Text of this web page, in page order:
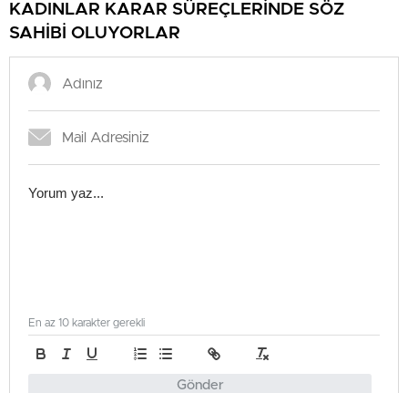
KADINLAR KARAR SÜREÇLERİNDE SÖZ
SAHİBİ OLUYORLAR
Gönder
En az 10 karakter gerekli